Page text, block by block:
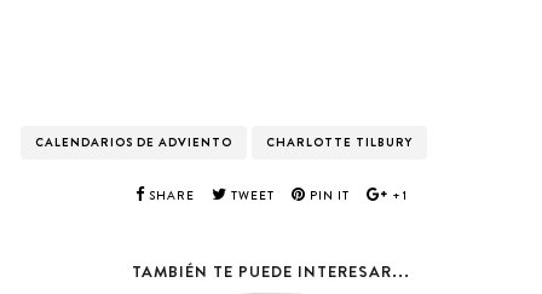
CALENDARIOS DE ADVIENTO CHARLOTTE TILBURY
SHARE TWEET PIN IT +1
TAMBIÉN TE PUEDE INTERESAR...